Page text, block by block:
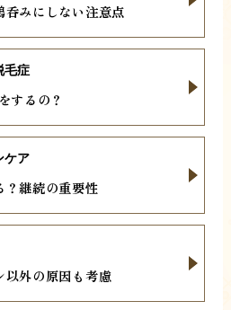
呑みにしない注意点
するの？
毛症
？継続の重要性
ケア
以外の原因も考慮